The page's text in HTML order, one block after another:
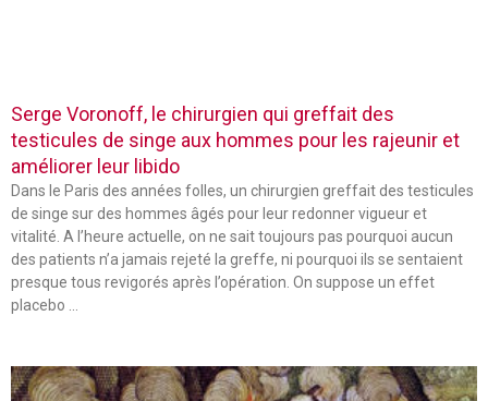
Serge Voronoff, le chirurgien qui greffait des
testicules de singe aux hommes pour les rajeunir et
améliorer leur libido
Dans le Paris des années folles, un chirurgien greffait des testicules
de singe sur des hommes âgés pour leur redonner vigueur et
vitalité. A l’heure actuelle, on ne sait toujours pas pourquoi aucun
des patients n’a jamais rejeté la greffe, ni pourquoi ils se sentaient
presque tous revigorés après l’opération. On suppose un effet
placebo …